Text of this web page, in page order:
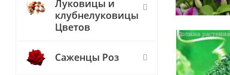
Луковицы и
клубнелуковицы
Цветов
Саженцы Роз